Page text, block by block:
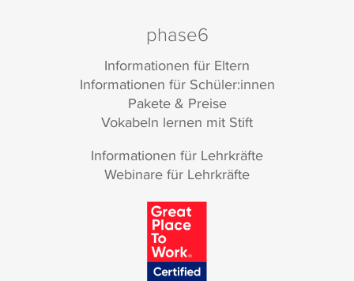
phase6
Informationen für Eltern
Informationen für Schüler:innen
Pakete & Preise
Vokabeln lernen mit Stift
Informationen für Lehrkräfte
Webinare für Lehrkräfte